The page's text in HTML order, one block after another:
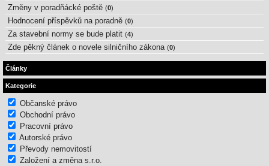
Změny v poradňácké poště (0)
Hodnocení příspěvků na poradně (0)
Za stavební normy se bude platit (4)
Zde pěkný článek o novele silničního zákona (0)
Články
Kategorie
Občanské právo
Obchodní právo
Pracovní právo
Autorské právo
Převody nemovitostí
Založení a změna s.r.o.